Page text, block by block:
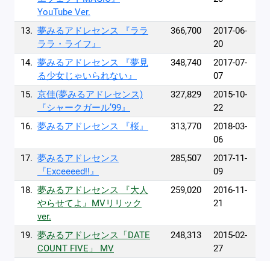
YouTube Ver.
13. 夢みるアドレセンス 『ララ
ララ・ライフ』
366,700
2017-06-
20
14. 夢みるアドレセンス 『夢見
る少女じゃいられない』
348,740
2017-07-
07
15. 京佳(夢みるアドレセンス)
『シャークガール’99』
327,829
2015-10-
22
16. 夢みるアドレセンス 『桜』 313,770
2018-03-
06
17. 夢みるアドレセンス
『Exceeeed!!』
285,507
2017-11-
09
18. 夢みるアドレセンス 『大人
やらせてよ』MVリリック
ver.
259,020
2016-11-
21
19. 夢みるアドレセンス「DATE
COUNT FIVE」 MV
248,313
2015-02-
27